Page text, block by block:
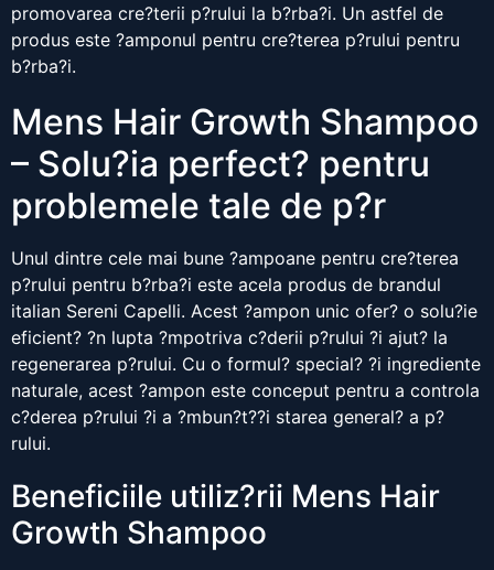
promovarea cre?terii p?rului la b?rba?i. Un astfel de
produs este ?amponul pentru cre?terea p?rului pentru
b?rba?i.
Mens Hair Growth Shampoo
– Solu?ia perfect? pentru
problemele tale de p?r
Unul dintre cele mai bune ?ampoane pentru cre?terea
p?rului pentru b?rba?i este acela produs de brandul
italian Sereni Capelli. Acest ?ampon unic ofer? o solu?ie
eficient? ?n lupta ?mpotriva c?derii p?rului ?i ajut? la
regenerarea p?rului. Cu o formul? special? ?i ingrediente
naturale, acest ?ampon este conceput pentru a controla
c?derea p?rului ?i a ?mbun?t??i starea general? a p?
rului.
Beneficiile utiliz?rii Mens Hair
Growth Shampoo